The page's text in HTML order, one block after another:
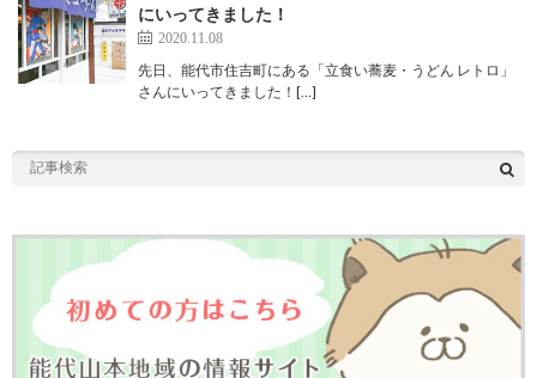
にいってきました！
2020.11.08
先日、能代市住吉町にある「立食い蕎麦・うどん レトロ」
さんにいってきました！[…]